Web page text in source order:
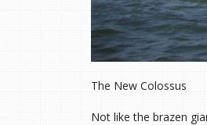
The New Colossus
Not like the brazen